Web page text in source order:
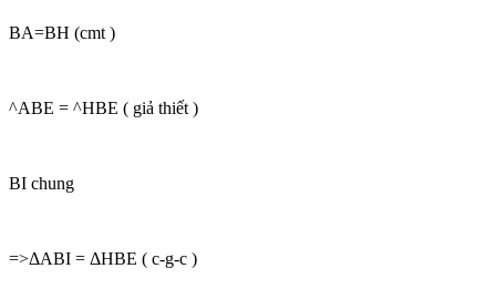
BA=BH (cmt )
^ABE = ^HBE ( giả thiết )
BI chung
=>ΔABI = ΔHBE ( c-g-c )